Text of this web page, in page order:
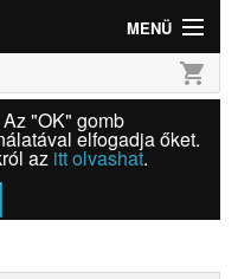
MENÜ
shopping_cart
"OK" gomb
elfogadja őket.
az itt olvashat.